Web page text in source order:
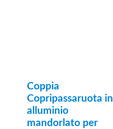
Coppia
Copripassaruota in
alluminio
mandorlato per